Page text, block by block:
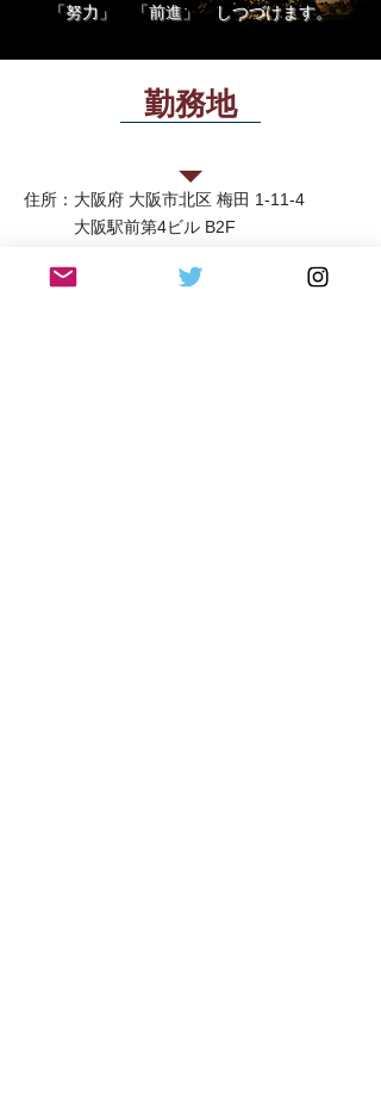
「努力」 「前進」 しつづけます。
勤務地
住所： 大阪府 大阪市北区 梅田 1-11-4
大阪駅前第4ビル B2F
営業時間：11:00〜22:00（21:00LO）